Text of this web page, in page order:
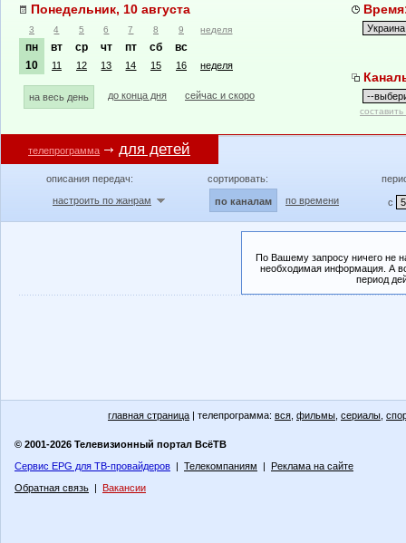
Понедельник, 10 августа
3 4 5 6 7 8 9 неделя
пн вт ср чт пт сб
вс
10
11 12 13 14 15 16 неделя
на весь день до конца дня сейчас и скоро
телепрограмма для детей
описания передач:
настроить по жанрам
сортировать:
по каналам по времени с
По Вашему запросу ничего не
необходимая информация. А
период
главная страница | телепрограмма: вся фильмы сериалы
© 2001-2026 Телевизионный портал ВсёТВ
Сервис EPG для ТВ-провайдеров | Телекомпаниям | Реклама на сайте
Обратная связь | Вакансии